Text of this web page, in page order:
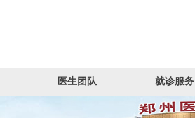
医生团队 就诊服务